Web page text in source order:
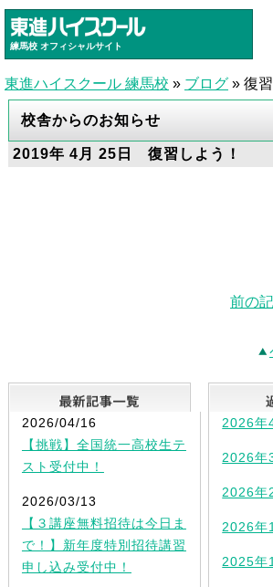
練馬校 オフィシャルサイト
東進ハイスクール 練馬校 » ブログ » 復
校舎からのお知らせ
2019年 4月 25日 復習しよう！
前の
最新記事
2026/04/16
【挑戦】全国統一高校生テ
スト受付中！
2026/03/13
【３講座無料招待は今日ま
で！】新年度特別招待講習
申し込み受付中！
2026年
2026年
2026年
2026年
2025年